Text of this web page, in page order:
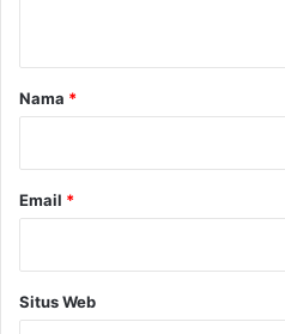
r
Nama *
Email *
Situs Web